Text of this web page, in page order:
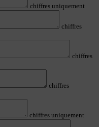
chiffres uniquement
chiffres
chiffres
chiffres
chiffres uniquement